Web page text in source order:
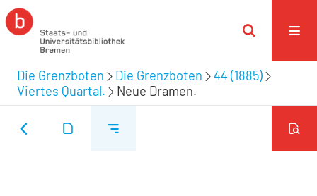
Die Grenzboten Die Grenzboten
44 (1885)
Viertes Quartal.
Neue Dramen.